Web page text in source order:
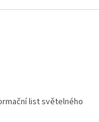
list světelného